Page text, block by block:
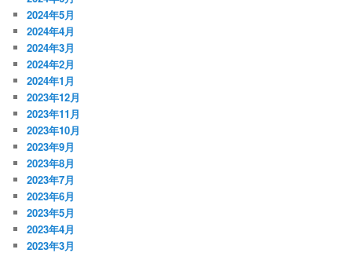
2024年5月
2024年4月
2024年3月
2024年2月
2024年1月
2023年12月
2023年11月
2023年10月
2023年9月
2023年8月
2023年7月
2023年6月
2023年5月
2023年4月
2023年3月